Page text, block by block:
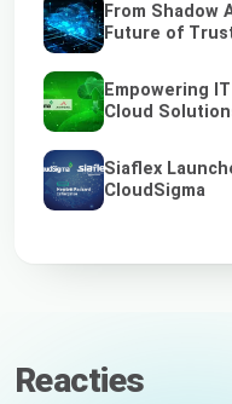
From Shadow
Future of
Empowering
Cloud
Siaflex
CloudSigma
Reacties